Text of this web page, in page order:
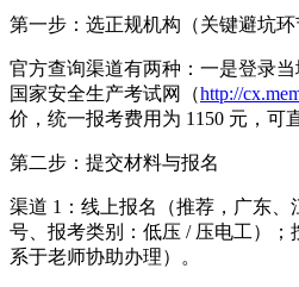
第一步：选正规机构（关键避坑环
官方查询渠道有两种：一是登录
国家安全生产考试网（http://
价，统一报考费用为 1150 元，可
第二步：提交材料与报名
渠道 1：线上报名（推荐，广东
号、报考类别：低压 / 压电工）
系于老师协助办理）。